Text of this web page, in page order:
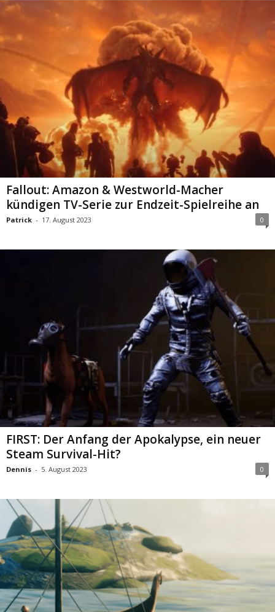
Fallout: Amazon & Westworld-Macher
kündigen TV-Serie zur Endzeit-Spielreihe an
Patrick - 17. August 2023 0
FIRST: Der Anfang der Apokalypse, ein neuer
Steam Survival-Hit?
Dennis - 5. August 2023 0